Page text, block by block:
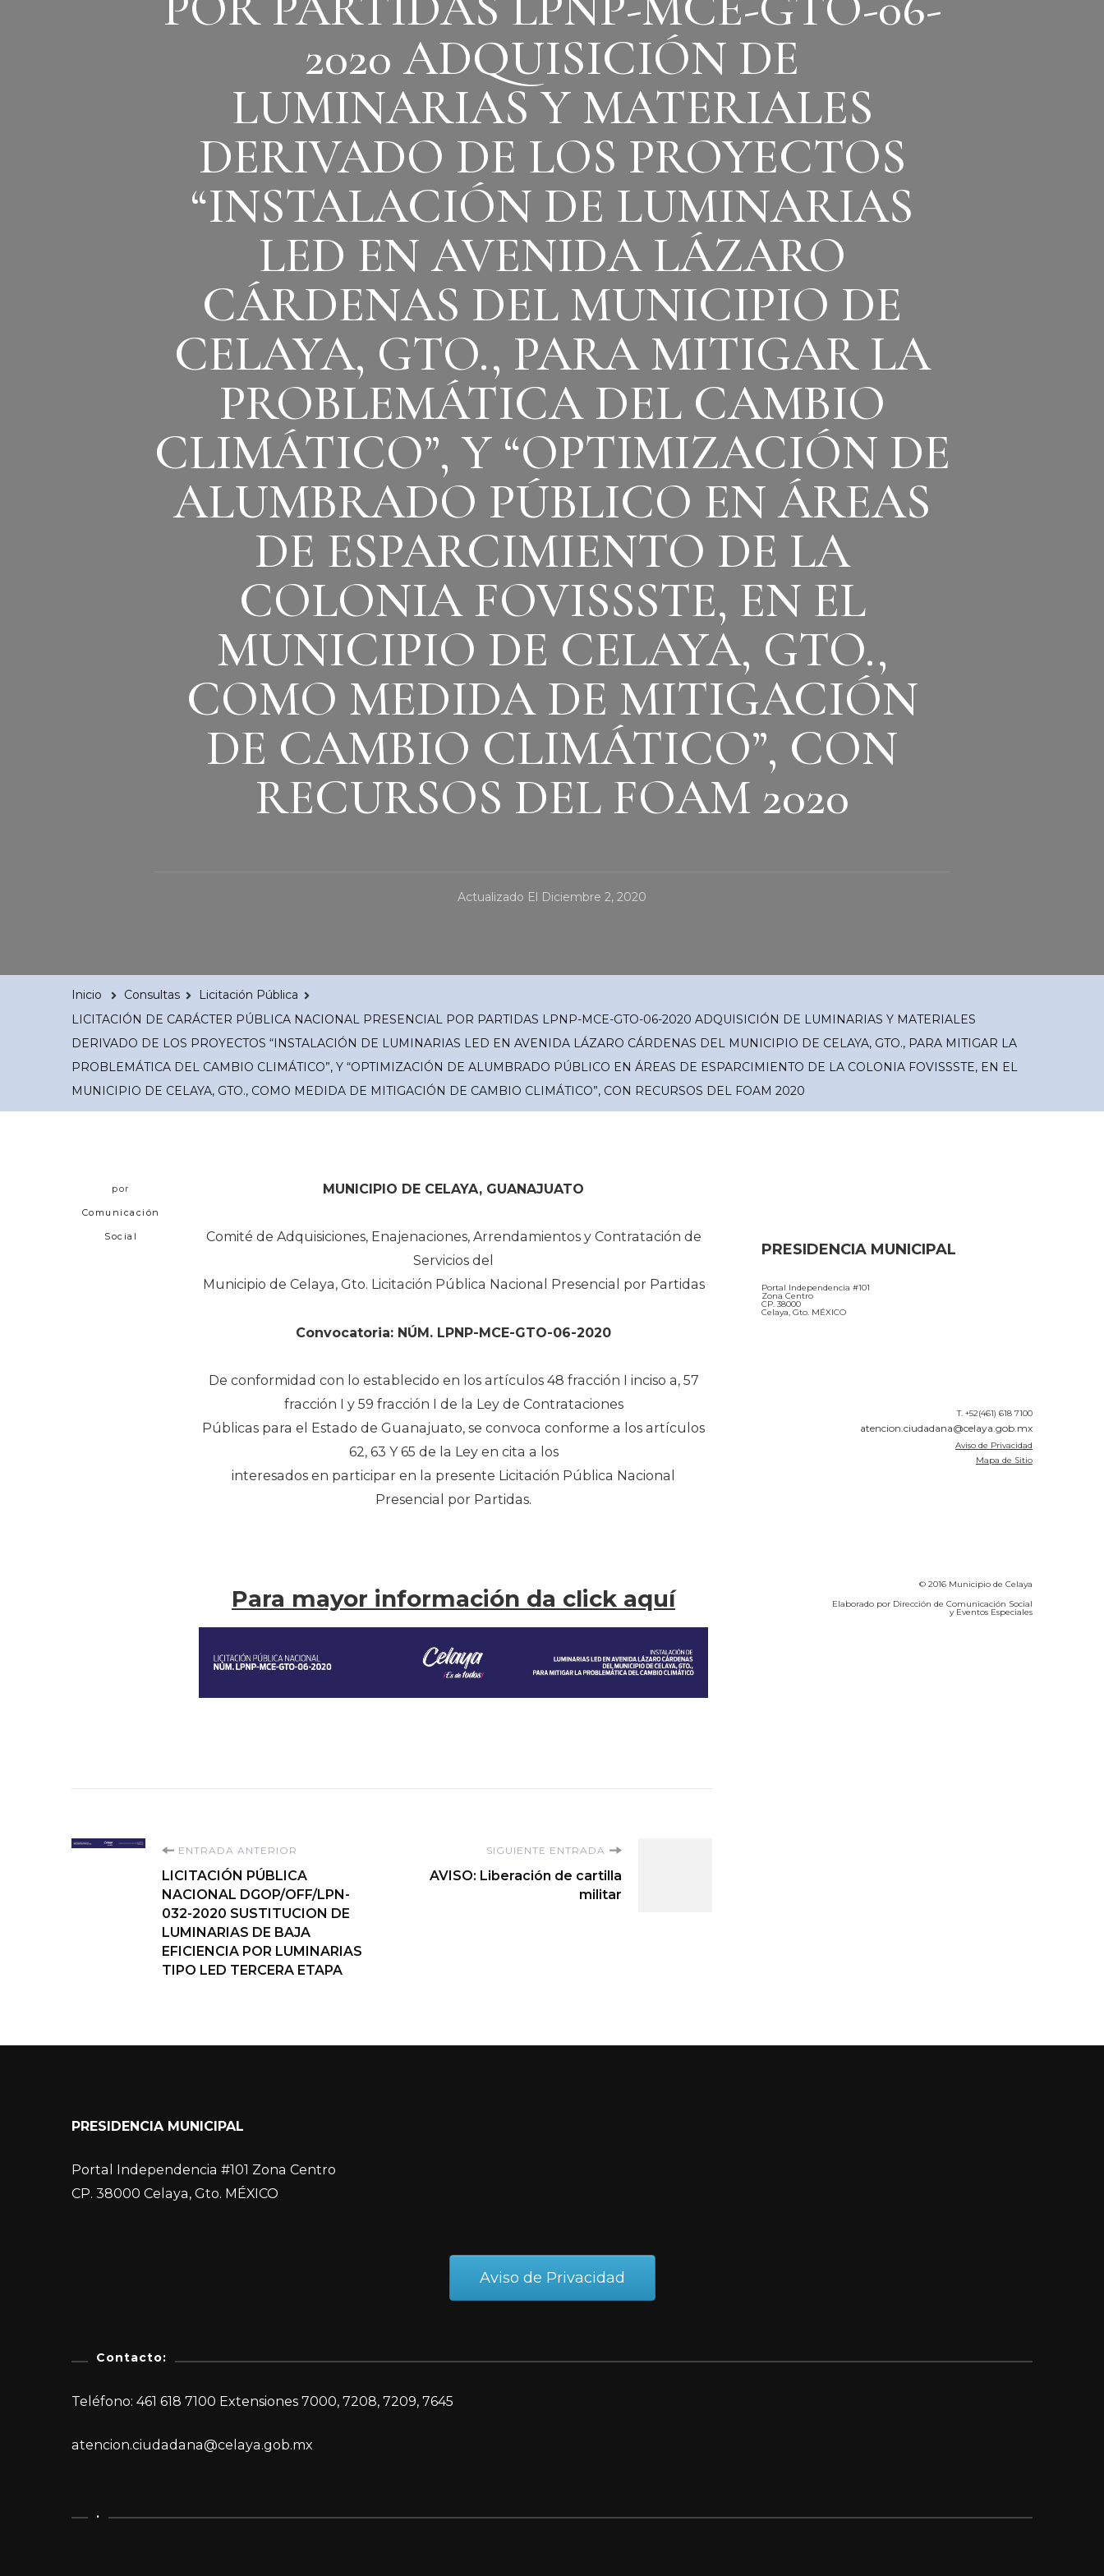
2020 ADQUISICIÓN DE
LUMINARIAS Y MATERIALES
DERIVADO DE LOS PROYECTOS
“INSTALACIÓN DE LUMINARIAS
LED EN AVENIDA LÁZARO
CÁRDENAS DEL MUNICIPIO DE
CELAYA, GTO., PARA MITIGAR LA
PROBLEMÁTICA DEL CAMBIO
CLIMÁTICO”, Y “OPTIMIZACIÓN DE
ALUMBRADO PÚBLICO EN ÁREAS
DE ESPARCIMIENTO DE LA
COLONIA FOVISSSTE, EN EL
MUNICIPIO DE CELAYA, GTO.,
COMO MEDIDA DE MITIGACIÓN
DE CAMBIO CLIMÁTICO”, CON
RECURSOS DEL FOAM 2020
Actualizado El Diciembre 2, 2020
Inicio Consultas
Licitación Pública
LICITACIÓN DE CARÁCTER PÚBLICA NACIONAL PRESENCIAL POR PARTIDAS LPNP-MCE-GTO-06-2020 ADQUISICIÓN DE LUMINARIAS Y MATERIALES
DERIVADO DE LOS PROYECTOS “INSTALACIÓN DE LUMINARIAS LED EN AVENIDA LÁZARO CÁRDENAS DEL MUNICIPIO DE CELAYA, GTO., PARA MITIGAR LA
PROBLEMÁTICA DEL CAMBIO CLIMÁTICO”, Y “OPTIMIZACIÓN DE ALUMBRADO PÚBLICO EN ÁREAS DE ESPARCIMIENTO DE LA COLONIA FOVISSSTE, EN EL
MUNICIPIO DE CELAYA, GTO., COMO MEDIDA DE MITIGACIÓN DE CAMBIO CLIMÁTICO”, CON RECURSOS DEL FOAM 2020
por
Comunicación
Social
MUNICIPIO DE CELAYA, GUANAJUATO
Comité de Adquisiciones, Enajenaciones, Arrendamientos y Contratación de
Servicios del
Municipio de Celaya, Gto. Licitación Pública Nacional Presencial por Partidas
Convocatoria: NÚM. LPNP-MCE-GTO-06-2020
De conformidad con lo establecido en los artículos 48 fracción I inciso a, 57
fracción I y 59 fracción I de la Ley de Contrataciones
Públicas para el Estado de Guanajuato, se convoca conforme a los artículos
62, 63 Y 65 de la Ley en cita a los
interesados en participar en la presente Licitación Pública Nacional
Presencial por Partidas.
Para mayor información da click aquí
Navegación
entradas
ENTRADA ANTERIOR
LICITACIÓN PÚBLICA
NACIONAL DGOP/OFF/LPN-
032-2020 SUSTITUCION DE
LUMINARIAS DE BAJA
EFICIENCIA POR LUMINARIAS
TIPO LED TERCERA ETAPA
SIGUIENTE ENTRADA
AVISO: Liberación de cartilla
militar
PRESIDENCIA MUNICIPAL
Portal Independencia #101
Zona Centro
CP. 38000
Celaya, Gto. MÉXICO
T. +52(461) 618 7100
atencion.ciudadana@celaya.gob.mx
Aviso de Privacidad
Mapa de Sitio
© 2016 Municipio de Celaya
Elaborado por Dirección de Comunicación Social
y Eventos Especiales
PRESIDENCIA MUNICIPAL
Portal Independencia #101 Zona Centro
CP. 38000 Celaya, Gto. MÉXICO
Aviso de Privacidad
Contacto:
Teléfono: 461 618 7100 Extensiones 7000, 7208, 7209, 7645
atencion.ciudadana@celaya.gob.mx
.